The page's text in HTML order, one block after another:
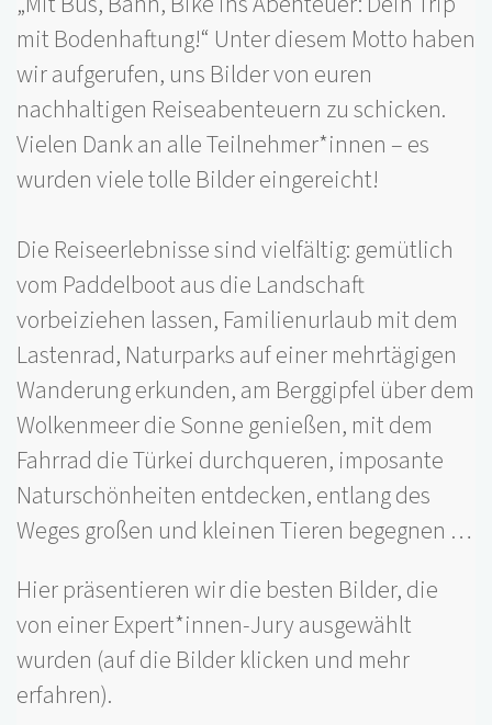
mit Bodenhaftung!“ Unter diesem Motto haben
wir aufgerufen, uns Bilder von euren
nachhaltigen Reiseabenteuern zu schicken.
Vielen Dank an alle Teilnehmer*innen – es
wurden viele tolle Bilder eingereicht!
Die Reiseerlebnisse sind vielfältig: gemütlich
vom Paddelboot aus die Landschaft
vorbeiziehen lassen, Familienurlaub mit dem
Lastenrad, Naturparks auf einer mehrtägigen
Wanderung erkunden, am Berggipfel über dem
Wolkenmeer die Sonne genießen, mit dem
Fahrrad die Türkei durchqueren, imposante
Naturschönheiten entdecken, entlang des
Weges großen und kleinen Tieren begegnen …
Hier präsentieren wir die besten Bilder, die
von einer Expert*innen-Jury ausgewählt
wurden (auf die Bilder klicken und mehr
erfahren).